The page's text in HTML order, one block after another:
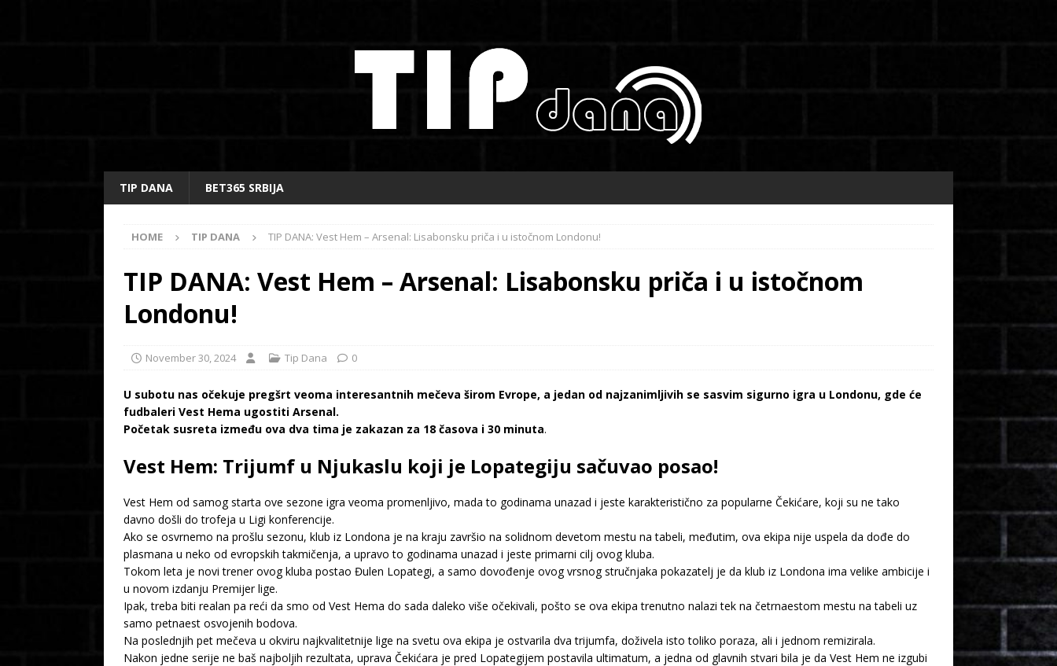
TIP DANA BET365 SRBIJA
HOME TIP DANA TIP DANA: Vest Hem – Arsenal: Lisabonsku priča i u istočnom Londonu!
TIP DANA: Vest Hem – Arsenal: Lisabonsku priča i u istočnom
Londonu!
November 30, 2024 Tip Dana 0
U subotu nas očekuje pregšrt veoma interesantnih mečeva širom Evrope, a jedan od najzanimljivih se sasvim sigurno igra u Londonu, gde će
fudbaleri Vest Hema ugostiti Arsenal.
Početak susreta između ova dva tima je zakazan za 18 časova i 30 minuta.
Vest Hem: Trijumf u Njukaslu koji je Lopategiju sačuvao posao!
Vest Hem od samog starta ove sezone igra veoma promenljivo, mada to godinama unazad i jeste karakteristično za popularne Čekićare, koji su ne tako
davno došli do trofeja u Ligi konferencije.
Ako se osvrnemo na prošlu sezonu, klub iz Londona je na kraju završio na solidnom devetom mestu na tabeli, međutim, ova ekipa nije uspela da dođe do
plasmana u neko od evropskih takmičenja, a upravo to godinama unazad i jeste primarni cilj ovog kluba.
Tokom leta je novi trener ovog kluba postao Đulen Lopategi, a samo dovođenje ovog vrsnog stručnjaka pokazatelj je da klub iz Londona ima velike ambicije i
u novom izdanju Premijer lige.
Ipak, treba biti realan pa reći da smo od Vest Hema do sada daleko više očekivali, pošto se ova ekipa trenutno nalazi tek na četrnaestom mestu na tabeli uz
samo petnaest osvojenih bodova.
Na poslednjih pet mečeva u okviru najkvalitetnije lige na svetu ova ekipa je ostvarila dva trijumfa, doživela isto toliko poraza, ali i jednom remizirala.
Nakon jedne serije ne baš najboljih rezultata, uprava Čekićara je pred Lopategijem postavila ultimatum, a jedna od glavnih stvari bila je da Vest Hem ne izgubi